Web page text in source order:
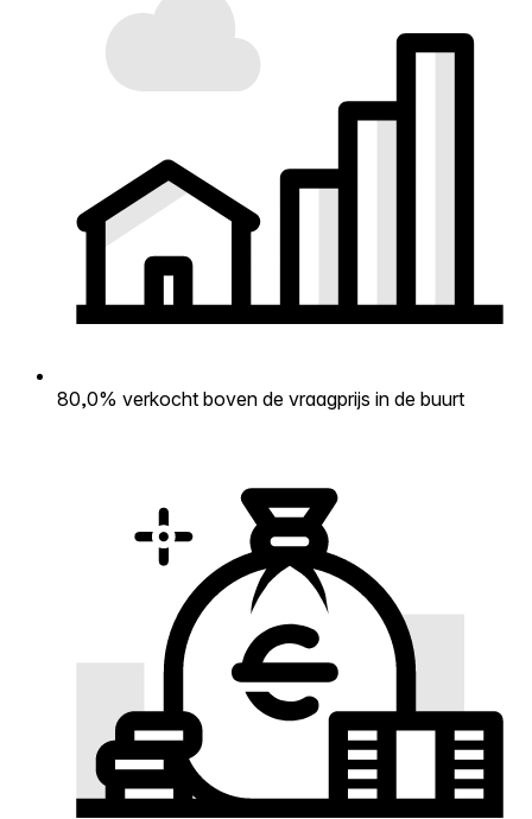
80,0% verkocht boven de vraagprijs in de buurt